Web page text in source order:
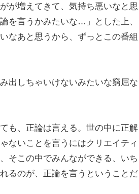
が増えてきて、気持ち悪いなと思
を言うかみたいな…」とした上、
なあと思うから、ずっとこの番組
出しちゃいけないみたいな窮屈な
も、正論は言える。世の中に正解
ないことを言うにはクリエイティ
そこの中でみんなができる、いち
るのが、正論を言うということだ